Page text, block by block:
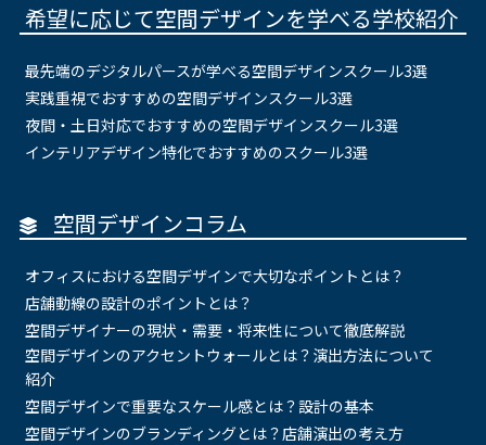
希望に応じて空間デザインを学べる学校紹介
最先端のデジタルパースが学べる空間デザインスクール3選
実践重視でおすすめの空間デザインスクール3選
夜間・土日対応でおすすめの空間デザインスクール3選
インテリアデザイン特化でおすすめのスクール3選
空間デザインコラム
オフィスにおける空間デザインで大切なポイントとは？
店舗動線の設計のポイントとは？
空間デザイナーの現状・需要・将来性について徹底解説
空間デザインのアクセントウォールとは？演出方法について
紹介
空間デザインで重要なスケール感とは？設計の基本
空間デザインのブランディングとは？店舗演出の考え方